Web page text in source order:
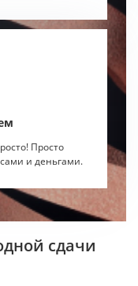
Просто
и деньгами.
сдачи